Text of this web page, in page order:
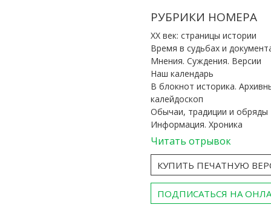
РУБРИКИ НОМЕРА
ХХ век: страницы истории
Время в судьбах и
Мнения. Суждения. Версии
Наш календарь
В блокнот историка.
калейдоскоп
Обычаи, традиции и обряды
Информация. Хроника
Читать отрывок
КУПИТЬ ПЕЧАТНУЮ
ПОДПИСАТЬСЯ НА